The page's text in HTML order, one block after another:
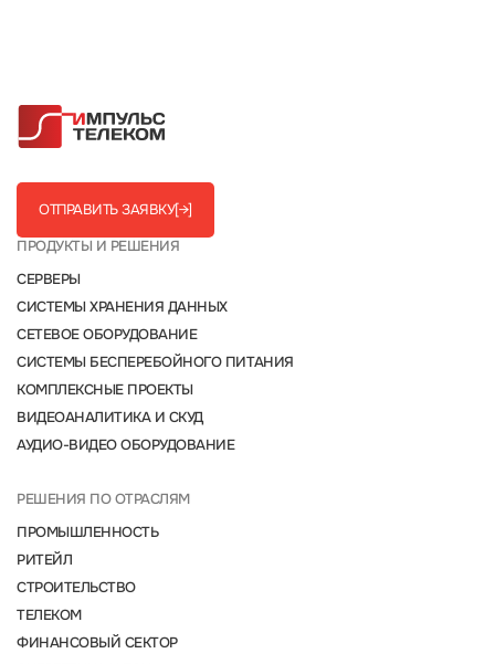
ОТПРАВИТЬ ЗАЯВКУ[→]
ПРОДУКТЫ И РЕШЕНИЯ
СЕРВЕРЫ
СИСТЕМЫ ХРАНЕНИЯ ДАННЫХ
СЕТЕВОЕ ОБОРУДОВАНИЕ
СИСТЕМЫ БЕСПЕРЕБОЙНОГО ПИТАНИЯ
КОМПЛЕКСНЫЕ ПРОЕКТЫ
ВИДЕОАНАЛИТИКА И СКУД
АУДИО-ВИДЕО ОБОРУДОВАНИЕ
РЕШЕНИЯ ПО ОТРАСЛЯМ
ПРОМЫШЛЕННОСТЬ
РИТЕЙЛ
СТРОИТЕЛЬСТВО
ТЕЛЕКОМ
ФИНАНСОВЫЙ СЕКТОР